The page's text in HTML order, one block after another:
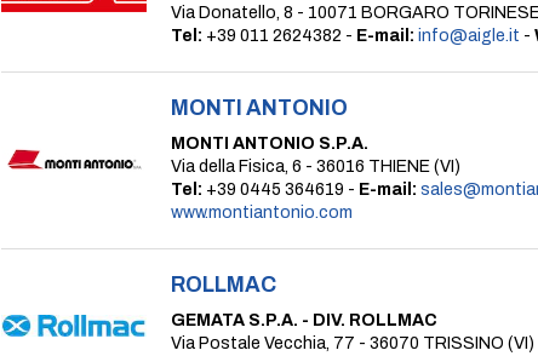
Via Donatello, 8 - 10071 BORGARO
Tel: +39 011 2624382 - E-mail: info@aigle.it -
MONTI ANTONIO
MONTI ANTONIO S.P.A.
Via della Fisica, 6 - 36016 THIENE (VI)
Tel: +39 0445 364619 - E-mail:
www.montiantonio.com
ROLLMAC
GEMATA S.P.A. - DIV. ROLLMAC
Via Postale Vecchia, 77 - 36070 TRISSINO (VI)